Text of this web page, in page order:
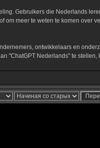
Gebruikers die Nederlands
meer te weten te komen over
ontwikkelaars en
"ChatGPT Nederlands" te